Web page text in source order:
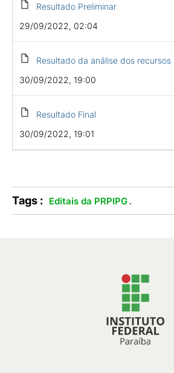
Resultado Preliminar
29/09/2022, 02:04
Resultado da análise dos recursos
30/09/2022, 19:00
Resultado Final
30/09/2022, 19:01
Tags : Editais da PRPIPG.